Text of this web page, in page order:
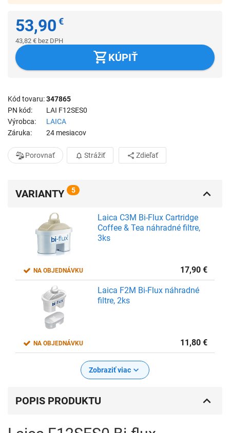
53,90 €
43,82 € bez DPH
KÚPIŤ
Kód tovaru 347865
PN kód
LAI F12SES0
Výrobca
LAICA
Záruka
24 mesiacov
Porovnať Strážiť Zdieľať
VARIANTY 5
NA OBJEDNÁVKU
Laica C3M Bi-Flux Cartridge
Coffee & Tea náhradné filtre,
3ks
17,90 €
NA OBJEDNÁVKU
Laica F2M Bi-Flux náhradné
filtre, 2ks
11,80 €
Zobraziť viac
POPIS PRODUKTU